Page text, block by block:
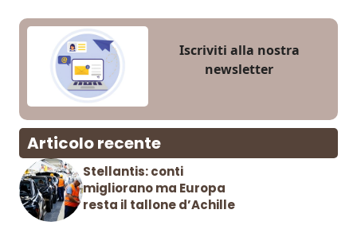
Iscriviti alla nostra
newsletter
Articolo recente
Stellantis: conti
migliorano ma Europa
resta il tallone d’Achille